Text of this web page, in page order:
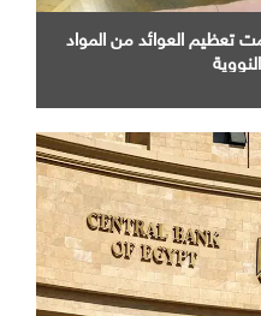
تعظيم العوائد من المواد